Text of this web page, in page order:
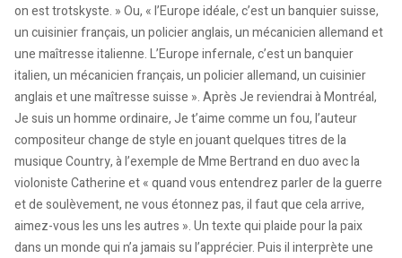
on est trotskyste. » Ou, « l’Europe idéale, c’est un banquier suisse,
un cuisinier français, un policier anglais, un mécanicien allemand et
une maîtresse italienne. L’Europe infernale, c’est un banquier
italien, un mécanicien français, un policier allemand, un cuisinier
anglais et une maîtresse suisse ». Après Je reviendrai à Montréal,
Je suis un homme ordinaire, Je t’aime comme un fou, l’auteur
compositeur change de style en jouant quelques titres de la
musique Country, à l’exemple de Mme Bertrand en duo avec la
violoniste Catherine et « quand vous entendrez parler de la guerre
et de soulèvement, ne vous étonnez pas, il faut que cela arrive,
aimez-vous les uns les autres ». Un texte qui plaide pour la paix
dans un monde qui n’a jamais su l’apprécier. Puis il interprète une